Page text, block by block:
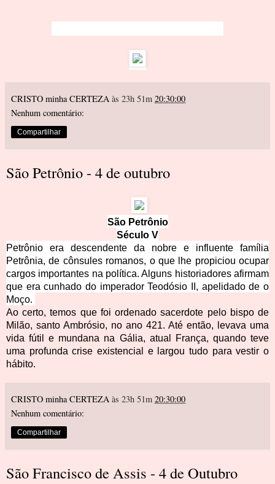
CRISTO minha CERTEZA às 23h 51m 20:30:00
Nenhum comentário:
Compartilhar
São Petrônio - 4 de outubro
São Petrônio
Século V
Petrônio era descendente da nobre e influente família
Petrônia, de cônsules romanos, o que lhe propiciou ocupar
cargos importantes na política. Alguns historiadores afirmam
que era cunhado do imperador Teodósio II, apelidado de o
Moço.
Ao certo, temos que foi ordenado sacerdote pelo bispo de
Milão, santo Ambrósio, no ano 421. Até então, levava uma
vida fútil e mundana na Gália, atual França, quando teve
uma profunda crise existencial e largou tudo para vestir o
hábito.
CRISTO minha CERTEZA às 23h 51m 20:30:00
Nenhum comentário:
Compartilhar
São Francisco de Assis - 4 de Outubro